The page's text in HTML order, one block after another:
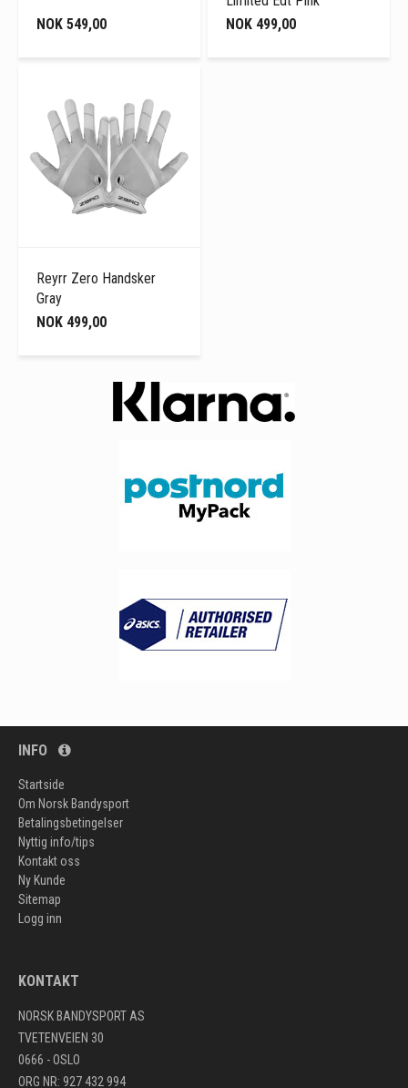
NOK 549,00
NOK 499,00
Reyrr Zero Handsker
Gray
NOK 499,00
INFO
Startside
Om Norsk Bandysport
Betalingsbetingelser
Nyttig info/tips
Kontakt oss
Ny Kunde
Sitemap
Logg inn
KONTAKT
NORSK BANDYSPORT AS
TVETENVEIEN 30
0666 - OSLO
ORG NR: 927 432 994